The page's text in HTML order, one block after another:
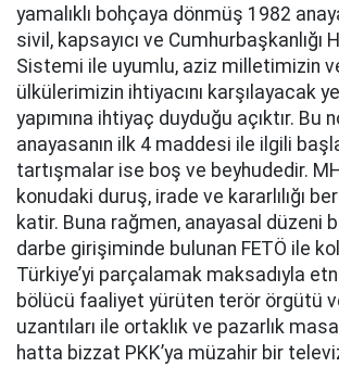
yamalıklı bohçaya dönmüş 1982
sivil, kapsayıcı ve Cumhurbaşkanlığı
Sistemi ile uyumlu, aziz milletimizin ve
ülkülerimizin ihtiyacını karşılayacak
yapımına ihtiyaç duyduğu açıktır. Bu
anayasanın ilk 4 maddesi ile ilgili
tartışmalar ise boş ve beyhudedir.
konudaki duruş, irade ve kararlılığı
katir. Buna rağmen, anayasal düzeni
darbe girişiminde bulunan FETÖ ile
Türkiye’yi parçalamak maksadıyla
bölücü faaliyet yürüten terör örgütü
uzantıları ile ortaklık ve pazarlık
hatta bizzat PKK’ya müzahir bir